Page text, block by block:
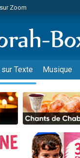
Zoom
Reloger Rivka, 6 enfants,
Journée de Vacances
Zoom
sur Texte Musique